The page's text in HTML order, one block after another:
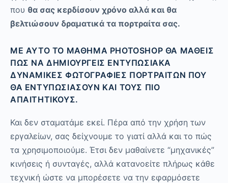
που θα σας κερδίσουν χρόνο αλλά και θα
βελτιώσουν δραματικά τα πορτραίτα σας.
ΜΕ ΑΥΤΌ ΤΟ ΜΆΘΗΜΑ PHOTOSHOP ΘΑ ΜΆΘΕΙΣ
ΠΩΣ ΝΑ ΔΗΜΙΟΥΡΓΕΊΣ ΕΝΤΥΠΩΣΙΑΚΆ
ΔΥΝΑΜΙΚΈΣ ΦΩΤΟΓΡΑΦΊΕΣ ΠΟΡΤΡΑΊΤΩΝ ΠΟΥ
ΘΑ ΕΝΤΥΠΩΣΙΆΣΟΥΝ ΚΑΙ ΤΟΥΣ ΠΙΟ
ΑΠΑΙΤΗΤΙΚΟΎΣ.
Και δεν σταματάμε εκεί. Πέρα από την χρήση των
εργαλείων, σας δείχνουμε το γιατί αλλά και το πώς
τα χρησιμοποιούμε. Έτσι δεν μαθαίνετε “μηχανικές”
κινήσεις ή συνταγές, αλλά κατανοείτε πλήρως κάθε
τεχνική ώστε να μπορέσετε να την εφαρμόσετε